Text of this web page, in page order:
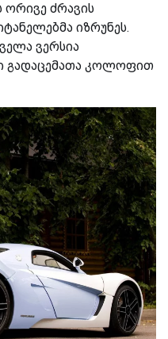
ორივე ძრავის
იზრუნეს.
ვერსია
გადაცემათა კოლოფით